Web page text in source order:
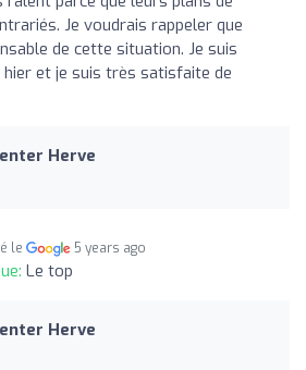
Je voudrais rappeler que
de cette situation. Je suis
hier et je suis très satisfaite de
Herve
le 5 years ago
Le top
Herve